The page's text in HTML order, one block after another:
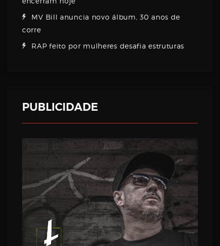
MV Bill anuncia novo álbum, 30 anos de
corre
RAP feito por mulheres desafia estruturas
PUBLICIDADE